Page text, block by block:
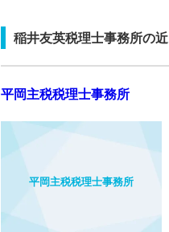
稲井友英税理士事務所の
平岡主税税理士事務所
平岡主税税理士事務所